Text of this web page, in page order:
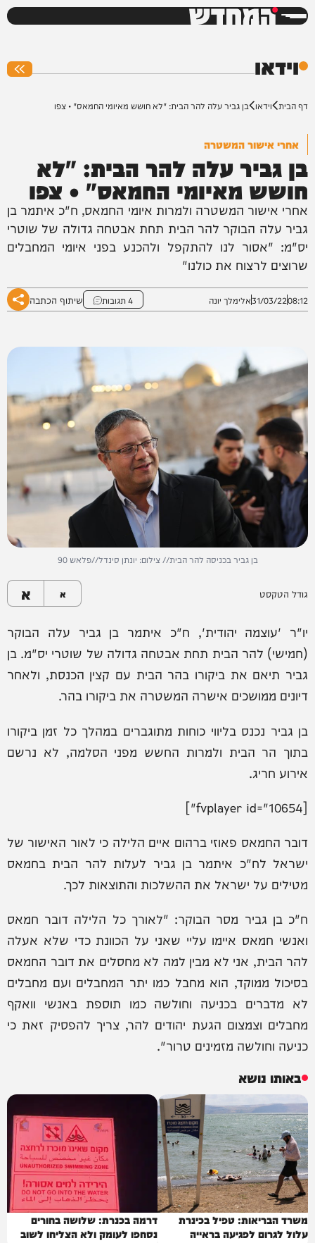
המחדש
וידאו
דף הבית וידאו בן גביר עלה להר הבית: "לא חושש מאיומי החמאס" • צפו
אחרי אישור המשטרה
בן גביר עלה להר הבית: "לא
חושש מאיומי החמאס" • צפו
אחרי אישור המשטרה ולמרות איומי החמאס, ח"כ איתמר בן
גביר עלה הבוקר להר הבית תחת אבטחה גדולה של שוטרי
יס"מ: "אסור לנו להתקפל ולהכנע בפני איומי המחבלים
שרוצים לרצוח את כולנו"
08:12
31/03/22אלימלך יונה 4 תגובות שיתוף הכתבה
בן גביר בכניסה להר הבית// צילום: יונתן סינדל//פלאש 90
גודל הטקסט א א
יו"ר 'עוצמה יהודית', ח"כ איתמר בן גביר עלה הבוקר
(חמישי) להר הבית תחת אבטחה גדולה של שוטרי יס"מ. בן
גביר תיאם את ביקורו בהר הבית עם קצין הכנסת, ולאחר
דיונים ממושכים אישרה המשטרה את ביקורו בהר.
בן גביר נכנס בליווי כוחות מתוגברים במהלך כל זמן ביקורו
בתוך הר הבית ולמרות החשש מפני הסלמה, לא נרשם
אירוע חריג.
[fvplayer id="10654"]
דובר החמאס פאוזי ברהום איים הלילה כי לאור האישור של
ישראל לח"כ איתמר בן גביר לעלות להר הבית בחמאס
מטילים על ישראל את ההשלכות והתוצאות לכך.
ח"כ בן גביר מסר הבוקר: "לאורך כל הלילה דובר חמאס
ואנשי חמאס איימו עליי שאני על הכוונת כדי שלא אעלה
להר הבית, אני לא מבין למה לא מחסלים את דובר החמאס
בסיכול ממוקד, הוא מחבל כמו יתר המחבלים ועם מחבלים
לא מדברים בכניעה וחולשה כמו תוספת באנשי וואקף
מחבלים וצמצום הגעת יהודים להר, צריך להפסיק זאת כי
כניעה וחולשה מזמינים טרור".
באותו נושא
משרד הבריאות: טפיל בכינרת
עלול לגרום לפגיעה בראייה
דרמה בכנרת: שלושה בחורים
נסחפו לעומק ולא הצליחו לשוב